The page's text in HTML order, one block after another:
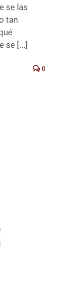
se las
tan
se [...]
0